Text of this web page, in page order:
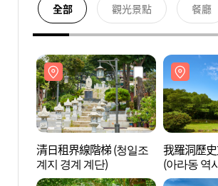
全部 觀光景點 餐廳
清日租界線階梯 (청일조
계지 경계 계단)
我羅洞歷
(아라동 역